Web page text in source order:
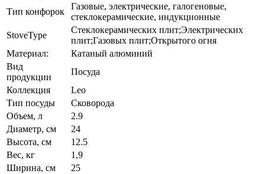
Тип конфорок
Газовые, электрические, галогеновые,
стеклокерамические, индукционные
StoveType
Стеклокерамических плит;Электрических
плит;Газовых плит;Открытого огня
Материал:
Катаный алюминий
Вид
продукции
Посуда
Коллекция
Leo
Тип посуды
Сковорода
Объем, л
2.9
Диаметр, см
24
Высота, см
12.5
Вес, кг
1,9
Ширина, см
25